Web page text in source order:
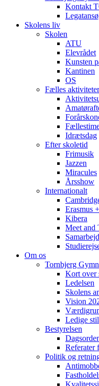
Kontakt
Skolens liv
Skolen
ATU
Elevrådet
Kunsten
Kantinen
OS
Fælles aktiviteter
Idrætsdag
Efter skoletid
Frimusik
Jazzen
Miracules
Årsshow
Internationalt
Erasmus +
Kibera
Meet and
Om os
Tornbjerg
Kort over
Ledelsen
Skolens
Vision
Ledige
Bestyrelsen
Referater
Politik og